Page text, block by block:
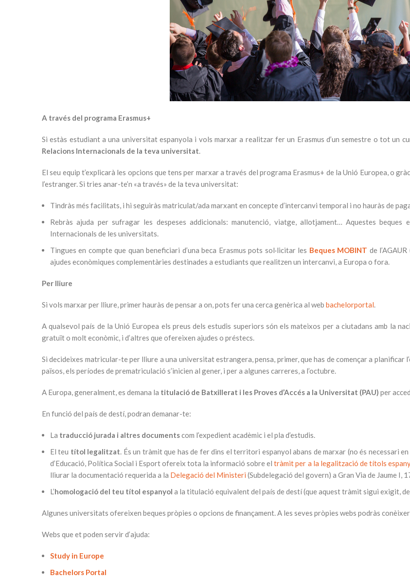
A través del programa Erasmus+
Si estàs estudiant a una universitat espanyola i vols marxar a realitzar fer un Erasmus d’un semestre o tot un
Relacions Internacionals de la teva universitat.
El seu equip t’explicarà les opcions que tens per marxar a través del programa Erasmus+ de la Unió Europea, o
l’estranger. Si tries anar-te’n «a través» de la teva universitat:
Tindràs més facilitats, i hi seguiràs matriculat/ada marxant en concepte d’intercanvi temporal i no hauràs de
Rebràs ajuda per sufragar les despeses addicionals: manutenció, viatge, allotjament… Aquestes
Internacionals de les universitats.
Tingues en compte que quan beneficiari d’una beca Erasmus pots sol·licitar les Beques MOBINT de
ajudes econòmiques complementàries destinades a estudiants que realitzen un intercanvi, a Europa o fora.
Per lliure
Si vols marxar per lliure, primer hauràs de pensar a on, pots fer una cerca genèrica al web bachelorportal.
A qualsevol país de la Unió Europea els preus dels estudis superiors són els mateixos per a ciutadans amb la
gratuït o molt econòmic, i d’altres que ofereixen ajudes o préstecs.
Si decideixes matricular-te per lliure a una universitat estrangera, pensa, primer, que has de començar a planificar
països, els períodes de prematriculació s’inicien al gener, i per a algunes carreres, a l’octubre.
A Europa, generalment, es demana la titulació de Batxillerat i les Proves d’Accés a la Universitat (PAU) per
En funció del país de destí, podran demanar-te:
La traducció jurada i altres documentscom l’expedient acadèmic i el pla d’estudis.
El teu títol legalitzat. És un tràmit que has de fer dins el territori espanyol abans de marxar (no és necessari
d’Educació, Política Social i Esport ofereix tota la informació sobre eltràmit per a la legalització de títols
lliurar la documentació requerida a la Delegació del Ministeri (Subdelegació del govern) a Gran Via de Jaume I,
L’homologació del teu títol espanyol a la titulació equivalent del país de destí (que aquest tràmit sigui exigit,
Algunes universitats ofereixen beques pròpies o opcions de finançament. A les seves pròpies webs podràs
Webs que et poden servir d’ajuda:
Study in Europe
Bachelors Portal